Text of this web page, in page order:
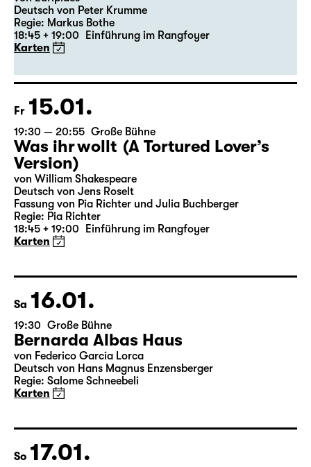
19:30 — 20:55 Große Bühne
Wiederaufnahme
Medea
von Euripides
Regie: Markus Bothe
18:45 + 19:00 Einführung im Rangfoyer
Karten
Fr 15.01.
19:30 — 20:55 Große Bühne
Was ihr wollt (A Tortured Lover’s
Version)
von William Shakespeare
Deutsch von Jens Roselt
18:45 + 19:00 Einführung im Rangfoyer
Karten
Sa 16.01.
19:30 Große Bühne
Bernarda Albas Haus
Regie: Salome Schneebeli
Karten